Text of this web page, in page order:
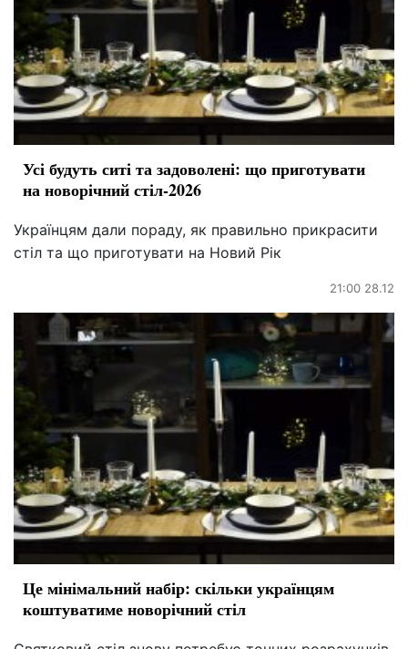
Усі будуть ситі та задоволені: що приготувати
на новорічний стіл-2026
Українцям дали пораду, як правильно прикрасити
стіл та що приготувати на Новий Рік
21:00 28.12
Це мінімальний набір: скільки українцям
коштуватиме новорічний стіл